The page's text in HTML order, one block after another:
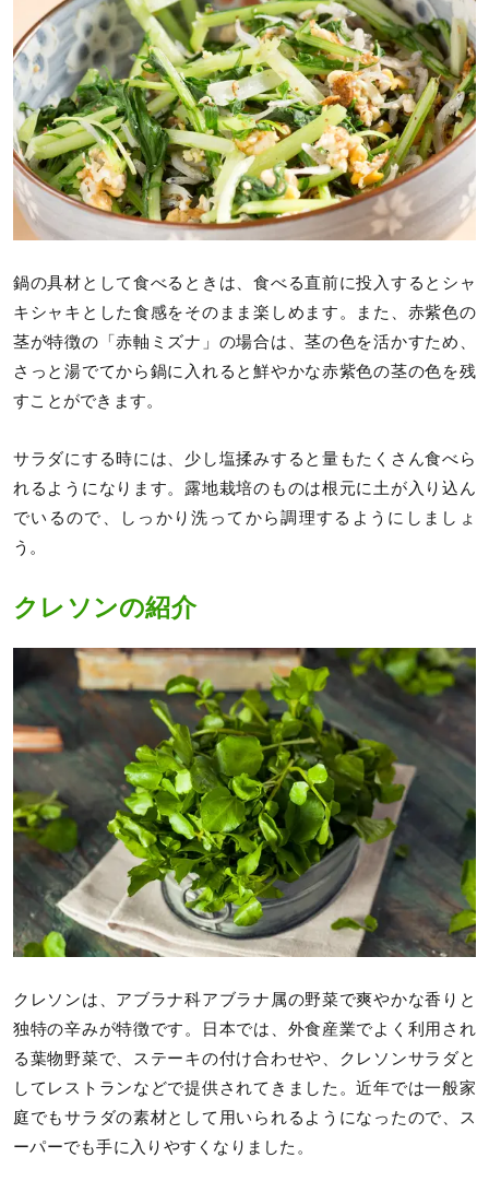
鍋の具材として食べるときは、食べる直前に投入するとシャ
キシャキとした食感をそのまま楽しめます。また、赤紫色の
茎が特徴の「赤軸ミズナ」の場合は、茎の色を活かすため、
さっと湯でてから鍋に入れると鮮やかな赤紫色の茎の色を残
すことができます。
サラダにする時には、少し塩揉みすると量もたくさん食べら
れるようになります。露地栽培のものは根元に土が入り込ん
でいるので、しっかり洗ってから調理するようにしましょ
う。
クレソンの紹介
クレソンは、アブラナ科アブラナ属の野菜で爽やかな香りと
独特の辛みが特徴です。日本では、外食産業でよく利用され
る葉物野菜で、ステーキの付け合わせや、クレソンサラダと
してレストランなどで提供されてきました。近年では一般家
庭でもサラダの素材として用いられるようになったので、ス
ーパーでも手に入りやすくなりました。